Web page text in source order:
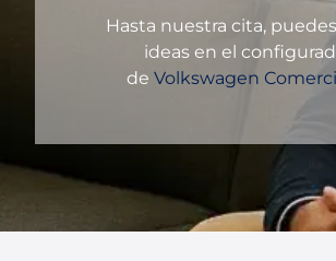
Hasta nuestra cita,
ideas en el
de Volkswagen